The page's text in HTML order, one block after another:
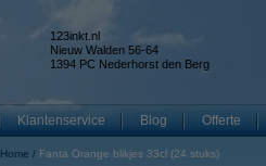
123inkt.nl
Nieuw Walden 56-64
1394 PC Nederhorst den Berg
Klantenservice Blog Offerte
Home Fanta Orange blikjes 33cl (24 stuks)